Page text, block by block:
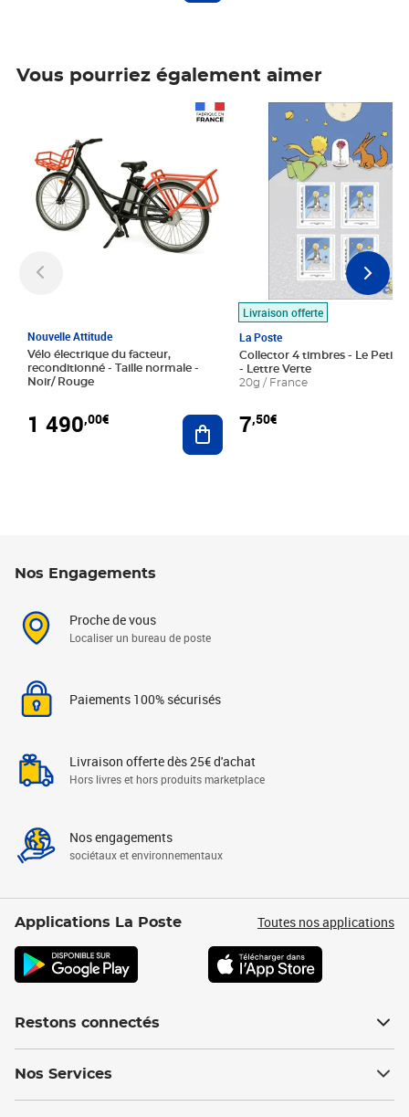
Vous pourriez également aimer
Nouvelle Attitude
Vélo électrique du facteur,
reconditionné - Taille normale -
Noir/ Rouge
1 490,00€ Ajouter au panier
Livraison offerte
La Poste
Collector 4 timbres - Le Petit
- Lettre Verte
20g / France
7,50€
Prix 7,50€
Nos Engagements
Proche de vous
Localiser un bureau de poste
Paiements 100% sécurisés
Livraison offerte dès 25€ d'achat
Hors livres et hors produits marketplace
Nos engagements
sociétaux et environnementaux
Applications La Poste Toutes nos applications
Restons connectés
Nos Services